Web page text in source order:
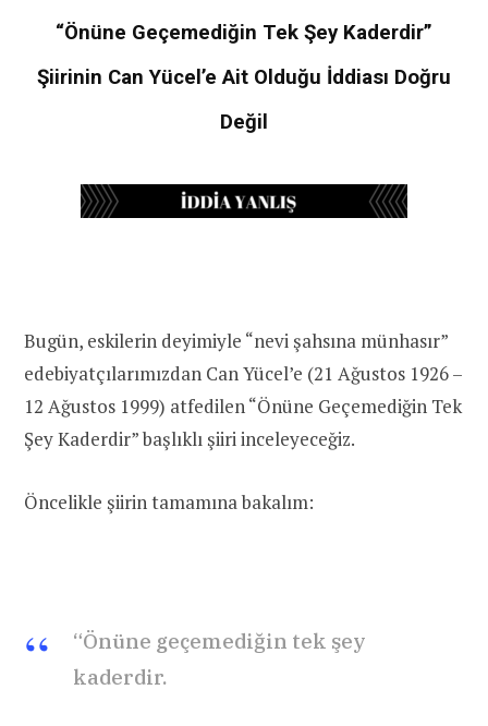
“Önüne Geçemediğin Tek Şey Kaderdir”
Şiirinin Can Yücel’e Ait Olduğu İddiası Doğru
Değil
Bugün, eskilerin deyimiyle “nevi şahsına münhasır”
edebiyatçılarımızdan Can Yücel’e (21 Ağustos 1926 –
12 Ağustos 1999) atfedilen “Önüne Geçemediğin Tek
Şey Kaderdir” başlıklı şiiri inceleyeceğiz.
Öncelikle şiirin tamamına bakalım:
“Önüne geçemediğin tek şey
kaderdir.